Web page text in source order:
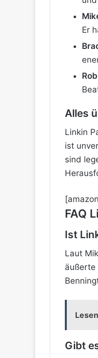
Er
Alles
Linkin
ist
sind
FAQ
Ist
Laut
äußerte
Gibt